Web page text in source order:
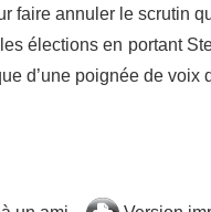
faire annuler le scrutin
élections en portant
d’une poignée de voix